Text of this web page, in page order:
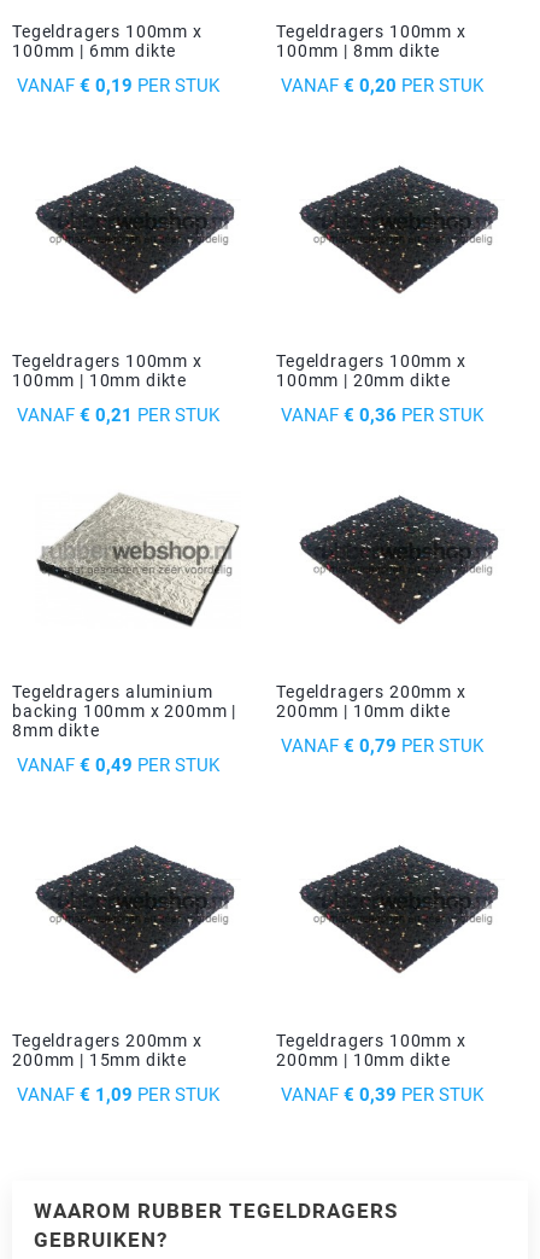
Tegeldragers 100mm x
100mm | 6mm dikte
VANAF € 0,19 PER STUK
PRIJS
Tegeldragers 100mm x
100mm | 8mm dikte
VANAF € 0,20 PER STUK
PRIJS
Tegeldragers 100mm x
100mm | 10mm dikte
VANAF € 0,21 PER STUK
PRIJS
Tegeldragers 100mm x
100mm | 20mm dikte
VANAF € 0,36 PER STUK
PRIJS
Tegeldragers aluminium
backing 100mm x 200mm |
8mm dikte
VANAF € 0,49 PER STUK
PRIJS
Tegeldragers 200mm x
200mm | 10mm dikte
VANAF € 0,79 PER STUK
PRIJS
Tegeldragers 200mm x
200mm | 15mm dikte
VANAF € 1,09 PER STUK
PRIJS
Tegeldragers 100mm x
200mm | 10mm dikte
VANAF € 0,39 PER STUK
PRIJS
WAAROM RUBBER TEGELDRAGERS
GEBRUIKEN?